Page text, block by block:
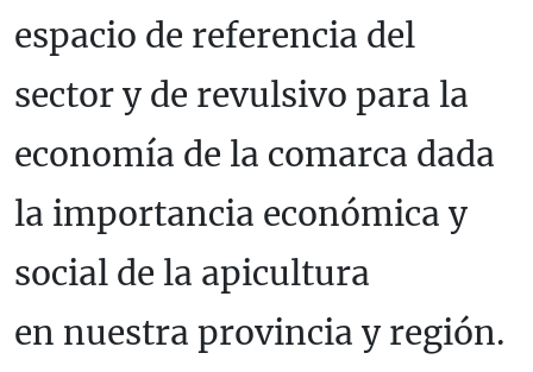
espacio de referencia del
sector y de revulsivo para la
economía de la comarca dada
la importancia económica y
social de la apicultura
en nuestra provincia y región.